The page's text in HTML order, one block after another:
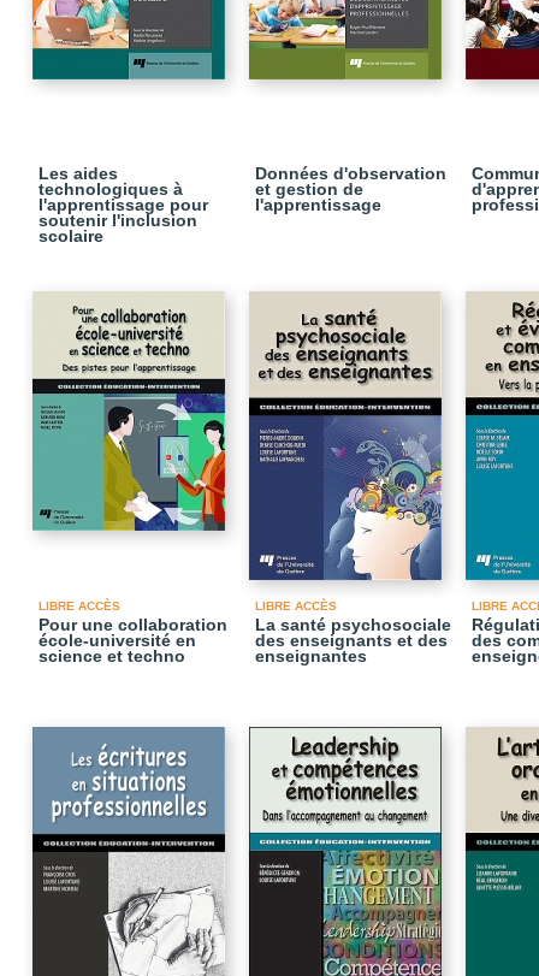
Les aides
technologiques à
l'apprentissage pour
soutenir l'inclusion
scolaire
Données d'observation
et gestion de
l'apprentissage
LIBRE ACCÈS
Pour une collaboration
école-université en
science et techno
LIBRE ACCÈS
La santé psychosociale
des enseignants et des
enseignantes
LIBRE
des